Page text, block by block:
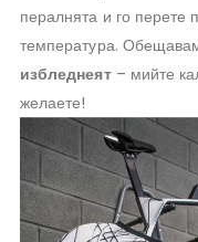
пералнята и го
температура.
избледнеят– мийте
желаете!